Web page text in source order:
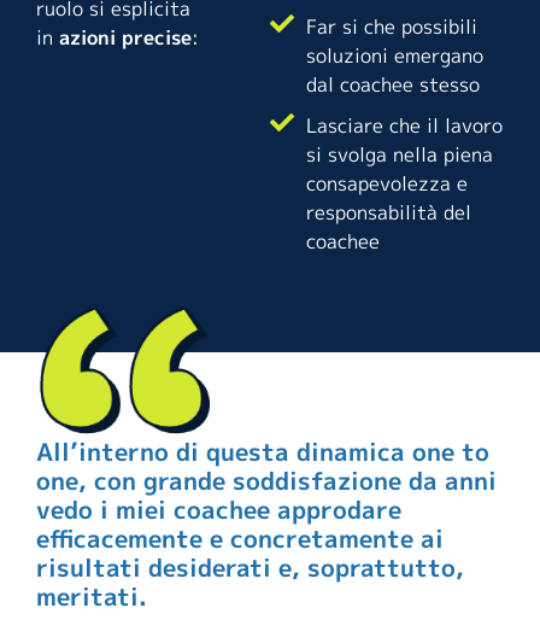
ruolo si esplicita
in azioni precise:
Far si che possibili
soluzioni emergano
dal coachee stesso
Lasciare che il lavoro
si svolga nella piena
consapevolezza e
responsabilità del
coachee
All’interno di questa dinamica one to
one, con grande soddisfazione da anni
vedo i miei coachee approdare
efficacemente e concretamente ai
risultati desiderati e, soprattutto,
meritati.